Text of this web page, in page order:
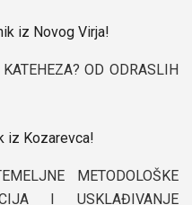
iz Novog Virja!
OD ODRASLIH
iz Kozarevca!
METODOLOŠKE
I USKLAĐIVANJE